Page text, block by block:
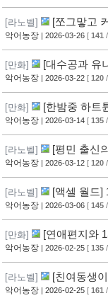
[라노벨]
[쪼그맣고
서 빼앗아 행복하게 한
악어농장 | 2026-03-26 [ 141
[만화] [대수공과 유
악어농장 | 2026-03-22 [ 120
[만화] [한밤중 하트
악어농장 | 2026-03-14 [ 135
[라노벨]
[평민 출신
세하다] 1권 후기
악어농장 | 2026-03-12 [ 120
[라노벨] [액셀 월드]
악어농장 | 2026-03-06 [ 145
[만화] [연애편지와
악어농장 | 2026-02-25 [ 135
[라노벨] [친여동생
악어농장 | 2026-02-25 [ 161